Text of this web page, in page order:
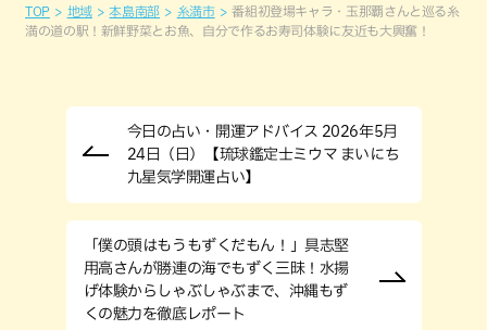
TOP 地域 本島南部 糸満市
番組初登場キャラ・玉那覇さんと巡る糸
満の道の駅！新鮮野菜とお魚、自分で作るお寿司体験に友近も大興奮！
今日の占い・開運アドバイス 2026年5月
24日（日）【琉球鑑定士ミウマ まいにち
九星気学開運占い】
「僕の頭はもうもずくだもん！」具志堅
用高さんが勝連の海でもずく三昧！水揚
げ体験からしゃぶしゃぶまで、沖縄もず
くの魅力を徹底レポート